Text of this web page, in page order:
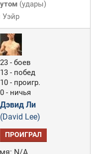
(удары)
Уэйр
23 - боев
13 - побед
10 - проигр.
0 - ничья
Дэвид Ли
(David Lee)
ПРОИГРАЛ
N/A